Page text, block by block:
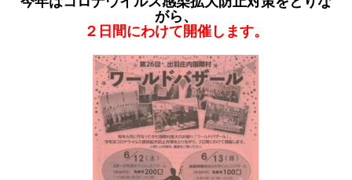
がら、
２日間にわけて開催します。